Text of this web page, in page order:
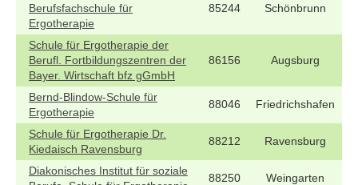
Berufsfachschule für
Ergotherapie
85244 Schönbrunn
Schule für Ergotherapie der
Berufl. Fortbildungszentren der
Bayer. Wirtschaft bfz gGmbH
86156 Augsburg
Bernd-Blindow-Schule für
Ergotherapie
88046 Friedrichshafen
Schule für Ergotherapie Dr.
Kiedaisch Ravensburg
88212 Ravensburg
Diakonisches Institut für soziale
88250 Weingarten